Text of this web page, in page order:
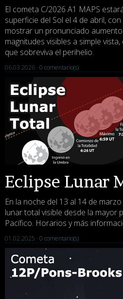
El cometa C/2026 A1 MAPS
superficie del Sol el 4 de abril,
mostrar un pronunciado
magnitudes visibles a simple
que sobreviva el perihelio.
06.03.2026 · 0 comentario(s)
Eclipse Lunar
En la noche del 13 al 14 de
lunar total visible desde la mayor
Pacífico. Horarios y más
01.02.2025 · 0 comentario(s)